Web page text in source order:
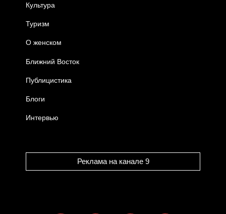
Культура
Туризм
О женском
Ближний Восток
Публицистика
Блоги
Интервью
Реклама на канале 9